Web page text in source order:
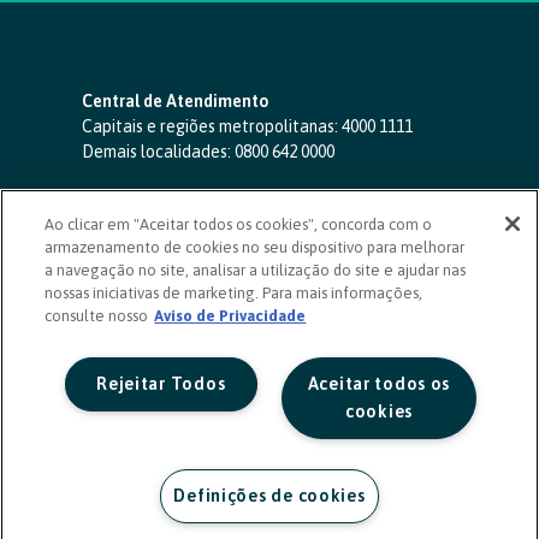
Central de Atendimento
Capitais e regiões metropolitanas: 4000 1111
Demais localidades: 0800 642 0000
SAC 24 horas-0800 724 4420
Ouvidoria
0800 725 0996
(de segunda a sexta, das 8h às 20h)
ouvidoriasicoob.com.br
Deficientes auditivos ou de fala
Ao clicar em "Aceitar todos os cookies", concorda com o
armazenamento de cookies no seu dispositivo para melhorar
a navegação no site, analisar a utilização do site e ajudar nas
nossas iniciativas de marketing. Para mais informações,
consulte nosso Aviso de Privacidade
Aceitar todos os
cookies
Rejeitar Todos
Definições de cookies